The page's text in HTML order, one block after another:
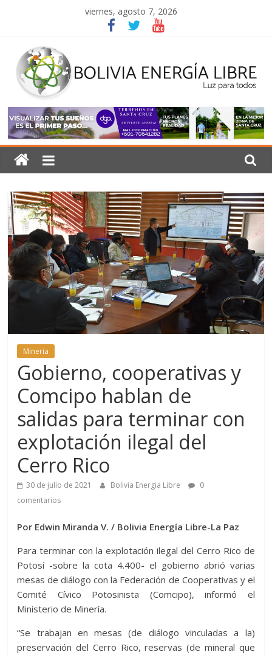
viernes, agosto 7, 2026
Bolivia
Energía
Libre
Luz
para
todos
Mineria
Gobierno, cooperativas y
Comcipo hablan de
salidas para terminar con
explotación ilegal del
Cerro Rico
30 de julio de 2021 Bolivia Energia Libre
0
comentarios
Por Edwin Miranda V. / Bolivia Energía Libre-La Paz
Para terminar con la explotación ilegal del Cerro Rico de
Potosí -sobre la cota 4.400- el gobierno abrió varias
mesas de diálogo con la Federación de Cooperativas y el
Comité Cívico Potosinista (Comcipo), informó el
Ministerio de Minería.
“Se trabajan en mesas (de diálogo vinculadas a la)
preservación del Cerro Rico, reservas (de mineral que